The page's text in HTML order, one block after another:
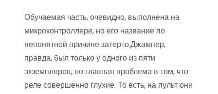
Обучаемая часть, очевидно, выполнена на
микроконтроллере, но его название по
непонятной причине затерто.Джампер,
правда, был только у одного из пяти
экземпляров, но главная проблема в том, что
реле совершенно глухие. То есть, на пульт они